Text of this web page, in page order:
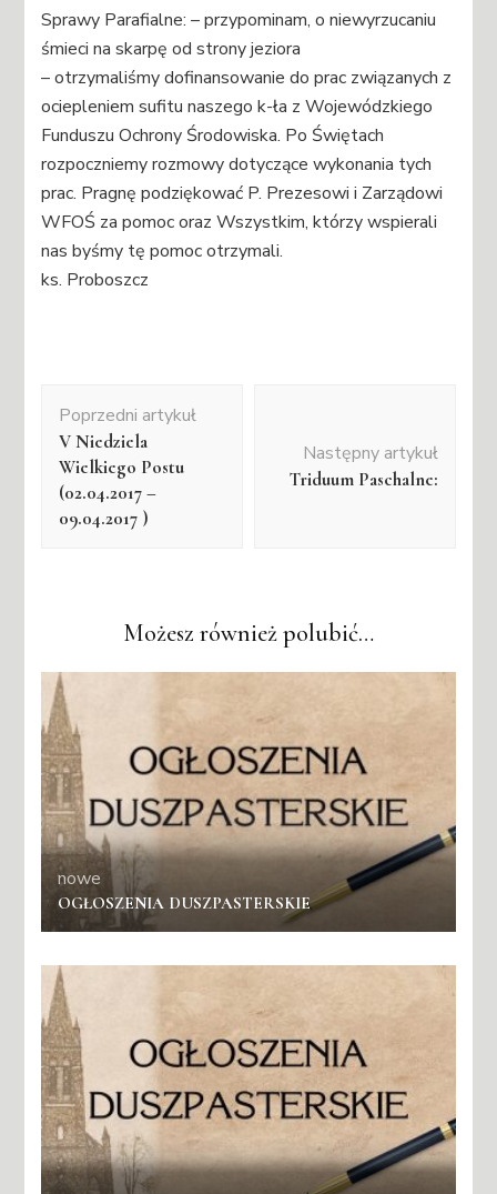
Sprawy Parafialne: – przypominam, o niewyrzucaniu
śmieci na skarpę od strony jeziora
– otrzymaliśmy dofinansowanie do prac związanych z
ociepleniem sufitu naszego k-ła z Wojewódzkiego
Funduszu Ochrony Środowiska. Po Świętach
rozpoczniemy rozmowy dotyczące wykonania tych
prac. Pragnę podziękować P. Prezesowi i Zarządowi
WFOŚ za pomoc oraz Wszystkim, którzy wspierali
nas byśmy tę pomoc otrzymali.
ks. Proboszcz
wpisu
Poprzedni artykuł
V Niedziela
Wielkiego Postu
(02.04.2017 –
09.04.2017 )
Następny artykuł
Triduum Paschalne:
Możesz również polubić…
nowe
OGŁOSZENIA DUSZPASTERSKIE